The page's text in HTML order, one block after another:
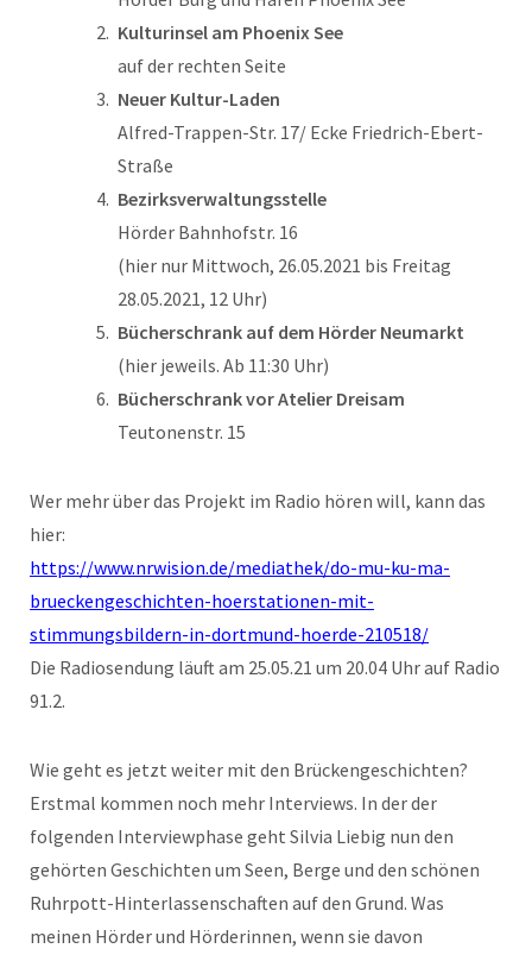
Kulturinsel am Phoenix See
auf der rechten Seite
Neuer Kultur-Laden
Alfred-Trappen-Str. 17/ Ecke Friedrich-Ebert-
Straße
Bezirksverwaltungsstelle
Hörder Bahnhofstr. 16
(hier nur Mittwoch, 26.05.2021 bis Freitag
28.05.2021, 12 Uhr)
Bücherschrank auf dem Hörder Neumarkt
(hier jeweils. Ab 11:30 Uhr)
Bücherschrank vor Atelier Dreisam
Teutonenstr. 15
Wer mehr über das Projekt im Radio hören will, kann das
hier:
https://www.nrwision.de/mediathek/do-mu-ku-ma-
brueckengeschichten-hoerstationen-mit-
stimmungsbildern-in-dortmund-hoerde-210518/
Die Radiosendung läuft am 25.05.21 um 20.04 Uhr auf Radio
91.2.
Wie geht es jetzt weiter mit den Brückengeschichten?
Erstmal kommen noch mehr Interviews. In der der
folgenden Interviewphase geht Silvia Liebig nun den
gehörten Geschichten um Seen, Berge und den schönen
Ruhrpott-Hinterlassenschaften auf den Grund. Was
meinen Hörder und Hörderinnen, wenn sie davon